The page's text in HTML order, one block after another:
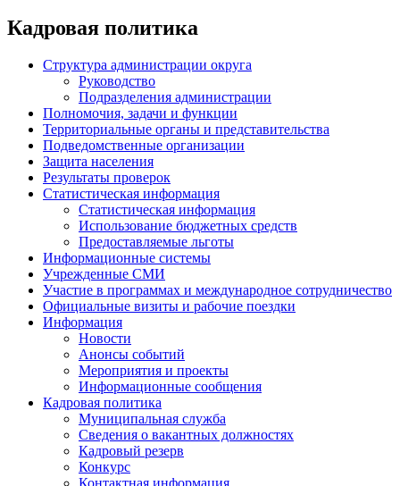
Кадровая политика
Структура администрации округа
Руководство
Подразделения администрации
Полномочия, задачи и функции
Территориальные органы и представительства
Подведомственные организации
Защита населения
Результаты проверок
Статистическая информация
Статистическая информация
Использование бюджетных средств
Предоставляемые льготы
Информационные системы
Учрежденные СМИ
Участие в программах и международное сотрудничество
Официальные визиты и рабочие поездки
Информация
Новости
Анонсы событий
Мероприятия и проекты
Информационные сообщения
Кадровая политика
Муниципальная служба
Сведения о вакантных должностях
Кадровый резерв
Конкурс